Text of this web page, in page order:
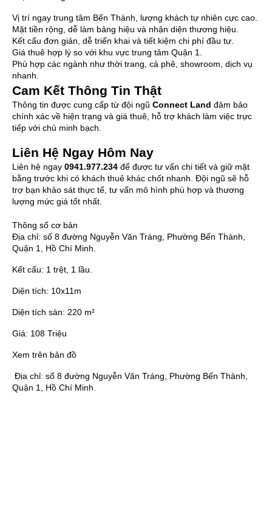
Vị trí ngay trung tâm Bến Thành, lượng khách tự nhiên cực cao.
Mặt tiền rộng, dễ làm bảng hiệu và nhận diện thương hiệu.
Kết cấu đơn giản, dễ triển khai và tiết kiệm chi phí đầu tư.
Giá thuê hợp lý so với khu vực trung tâm Quận 1.
Phù hợp các ngành như thời trang, cà phê, showroom, dịch vụ
nhanh.
Cam Kết Thông Tin Thật
Thông tin được cung cấp từ đội ngũ Connect Land đảm bảo
chính xác về hiện trạng và giá thuê, hỗ trợ khách làm việc trực
tiếp với chủ minh bạch.
Liên Hệ Ngay Hôm Nay
Liên hệ ngay 0941.977.234 để được tư vấn chi tiết và giữ mặt
bằng trước khi có khách thuê khác chốt nhanh. Đội ngũ sẽ hỗ
trợ bạn khảo sát thực tế, tư vấn mô hình phù hợp và thương
lượng mức giá tốt nhất.
Thông số cơ bản
Địa chỉ: số 8 đường Nguyễn Văn Tráng, Phường Bến Thành,
Quận 1, Hồ Chí Minh.
Kết cấu: 1 trệt, 1 lầu.
Diện tích: 10x11m
Diện tích sàn: 220 m²
Giá: 108 Triệu
Xem trên bản đồ
Địa chỉ: số 8 đường Nguyễn Văn Tráng, Phường Bến Thành,
Quận 1, Hồ Chí Minh.